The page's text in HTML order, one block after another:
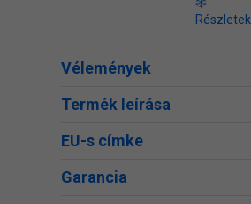
Részletek
Vélemények
Termék leírása
EU-s címke
Garancia